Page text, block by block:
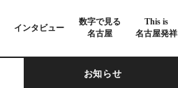
インタビュー
数字で見る
名古屋
This is
名古屋発祥
お知らせ